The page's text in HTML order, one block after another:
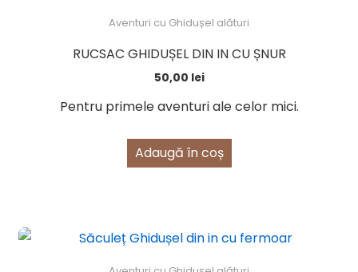
Aventuri cu Ghidușel alături
RUCSAC GHIDUȘEL DIN IN CU ȘNUR
50,00 lei
Pentru primele aventuri ale celor mici.
Adaugă în coș